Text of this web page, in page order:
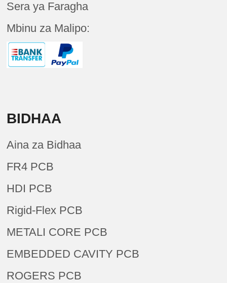
Sera ya Faragha
Mbinu za Malipo:
BIDHAA
Aina za Bidhaa
FR4 PCB
HDI PCB
Rigid-Flex PCB
METALI CORE PCB
EMBEDDED CAVITY PCB
ROGERS PCB